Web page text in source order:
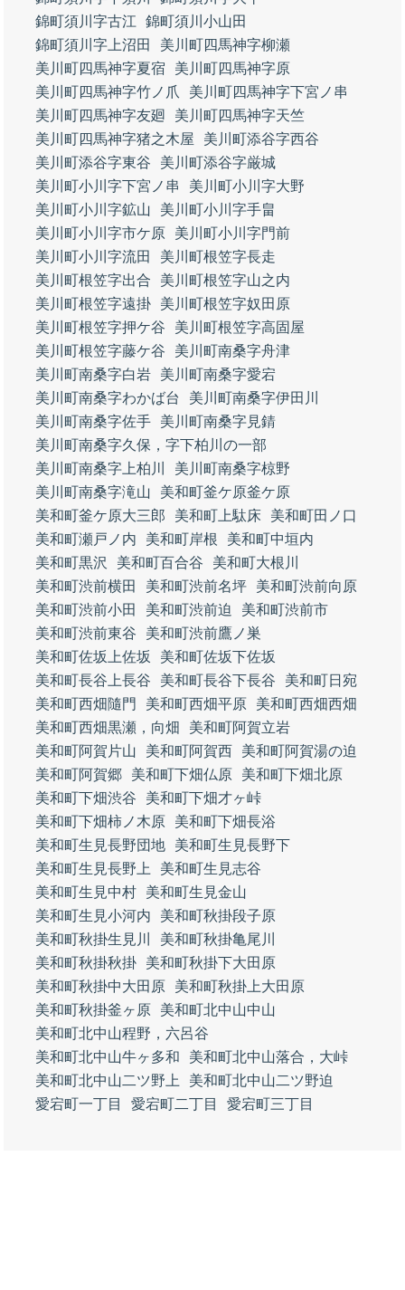
錦町須川字古江
錦町須川小山田
錦町須川字上沼田
美川町四馬神字柳瀬
美川町四馬神字夏宿
美川町四馬神字原
美川町四馬神字竹ノ爪
美川町四馬神字下宮ノ串
美川町四馬神字友廻
美川町四馬神字天竺
美川町四馬神字猪之木屋
美川町添谷字西谷
美川町添谷字東谷
美川町添谷字厳城
美川町小川字下宮ノ串
美川町小川字大野
美川町小川字鉱山
美川町小川字手畠
美川町小川字市ケ原
美川町小川字門前
美川町小川字流田
美川町根笠字長走
美川町根笠字出合
美川町根笠字山之内
美川町根笠字遠掛
美川町根笠字奴田原
美川町根笠字押ケ谷
美川町根笠字高固屋
美川町根笠字藤ケ谷
美川町南桑字舟津
美川町南桑字白岩
美川町南桑字愛宕
美川町南桑字わかば台
美川町南桑字伊田川
美川町南桑字佐手
美川町南桑字見錆
美川町南桑字久保，字下柏川の一部
美川町南桑字上柏川
美川町南桑字椋野
美川町南桑字滝山
美和町釜ケ原釜ケ原
美和町釜ケ原大三郎
美和町上駄床
美和町田ノ口
美和町瀬戸ノ内
美和町岸根
美和町中垣内
美和町黒沢
美和町百合谷
美和町大根川
美和町渋前横田
美和町渋前名坪
美和町渋前向原
美和町渋前小田
美和町渋前迫
美和町渋前市
美和町渋前東谷
美和町渋前鷹ノ巣
美和町佐坂上佐坂
美和町佐坂下佐坂
美和町長谷上長谷
美和町長谷下長谷
美和町日宛
美和町西畑隨門
美和町西畑平原
美和町西畑西畑
美和町西畑黒瀬，向畑
美和町阿賀立岩
美和町阿賀片山
美和町阿賀西
美和町阿賀湯の迫
美和町阿賀郷
美和町下畑仏原
美和町下畑北原
美和町下畑渋谷
美和町下畑才ヶ峠
美和町下畑柿ノ木原
美和町下畑長浴
美和町生見長野団地
美和町生見長野下
美和町生見長野上
美和町生見志谷
美和町生見中村
美和町生見金山
美和町生見小河内
美和町秋掛段子原
美和町秋掛生見川
美和町秋掛亀尾川
美和町秋掛秋掛
美和町秋掛下大田原
美和町秋掛中大田原
美和町秋掛上大田原
美和町秋掛釜ヶ原
美和町北中山中山
美和町北中山程野，六呂谷
美和町北中山牛ヶ多和
美和町北中山落合，大峠
美和町北中山二ツ野上
美和町北中山二ツ野迫
愛宕町一丁目
愛宕町二丁目 愛宕町三丁目